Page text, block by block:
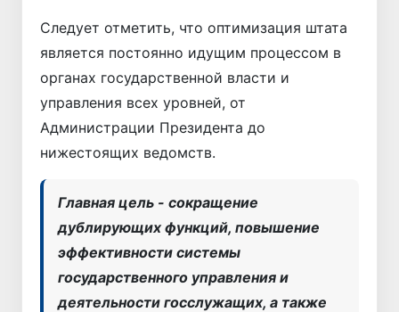
Следует отметить, что оптимизация штата
является постоянно идущим процессом в
органах государственной власти и
управления всех уровней, от
Администрации Президента до
нижестоящих ведомств.
Главная цель - сокращение
дублирующих функций, повышение
эффективности системы
государственного управления и
деятельности госслужащих, а также